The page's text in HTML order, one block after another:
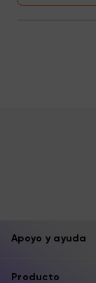
Apoyo y ayuda
Producto